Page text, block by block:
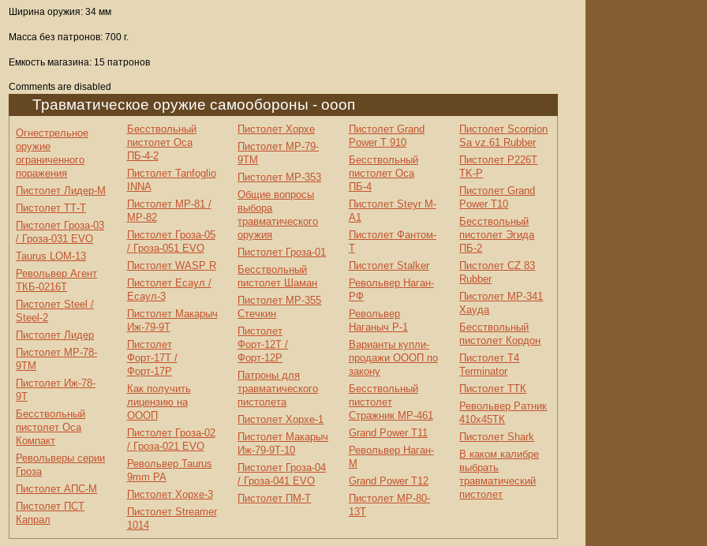
Ширина оружия: 34 мм
Масса без патронов: 700 г.
Емкость магазина: 15 патронов
Comments are disabled
Травматическое оружие самообороны - оооп
Огнестрельное
оружие
ограниченного
поражения
Пистолет Лидер-М
Пистолет ТТ-Т
Пистолет Гроза-03
/ Гроза-031 EVO
Taurus LOM-13
Револьвер Агент
ТКБ-0216Т
Пистолет Steel /
Steel-2
Пистолет Лидер
Пистолет МР-78-
9ТМ
Пистолет Иж-78-
9Т
Бесствольный
пистолет Оса
Компакт
Револьверы серии
Гроза
Пистолет АПС-М
Пистолет ПСТ
Капрал
Бесствольный
пистолет Оса
ПБ-4-2
Пистолет Tanfoglio
INNA
Пистолет МР-81 /
МР-82
Пистолет Гроза-05
/ Гроза-051 EVO
Пистолет WASP R
Пистолет Есаул /
Есаул-3
Пистолет Макарыч
Иж-79-9Т
Пистолет
Форт-17T /
Форт-17P
Как получить
лицензию на
ОООП
Пистолет Гроза-02
/ Гроза-021 EVO
Револьвер Taurus
9mm PA
Пистолет Хорхе-3
Пистолет Streamer
1014
Пистолет Хорхе
Пистолет МР-79-
9ТМ
Пистолет МР-353
Общие вопросы
выбора
травматического
оружия
Пистолет Гроза-01
Бесствольный
пистолет Шаман
Пистолет МР-355
Стечкин
Пистолет
Форт-12T /
Форт-12P
Патроны для
травматического
пистолета
Пистолет Хорхе-1
Пистолет Макарыч
Иж-79-9Т-10
Пистолет Гроза-04
/ Гроза-041 EVO
Пистолет ПМ-Т
Пистолет Grand
Power T 910
Бесствольный
пистолет Оса
ПБ-4
Пистолет Steyr M-
A1
Пистолет Фантом-
Т
Пистолет Stalker
Револьвер Наган-
РФ
Револьвер
Наганыч Р-1
Варианты купли-
продажи ОООП по
закону
Бесствольный
пистолет
Стражник МР-461
Grand Power T11
Револьвер Наган-
М
Grand Power T12
Пистолет МР-80-
13Т
Пистолет Scorpion
Sa vz.61 Rubber
Пистолет P226T
TK-P
Пистолет Grand
Power T10
Бесствольный
пистолет Эгида
ПБ-2
Пистолет CZ 83
Rubber
Пистолет МР-341
Хауда
Бесствольный
пистолет Кордон
Пистолет Т4
Terminator
Пистолет ТТК
Револьвер Ратник
410x45ТК
Пистолет Shark
В каком калибре
выбрать
травматический
пистолет